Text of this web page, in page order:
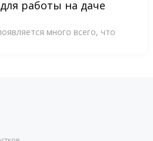
работы на даче
много всего, что